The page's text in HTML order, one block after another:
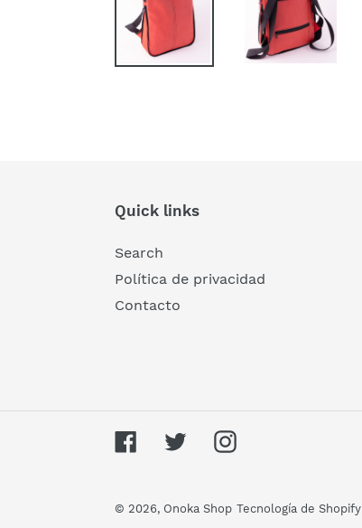
Quick links
Search
Política de privacidad
Contacto
FacebookTwitterInstagram
© 2026, Onoka Shop Tecnología de Shopify